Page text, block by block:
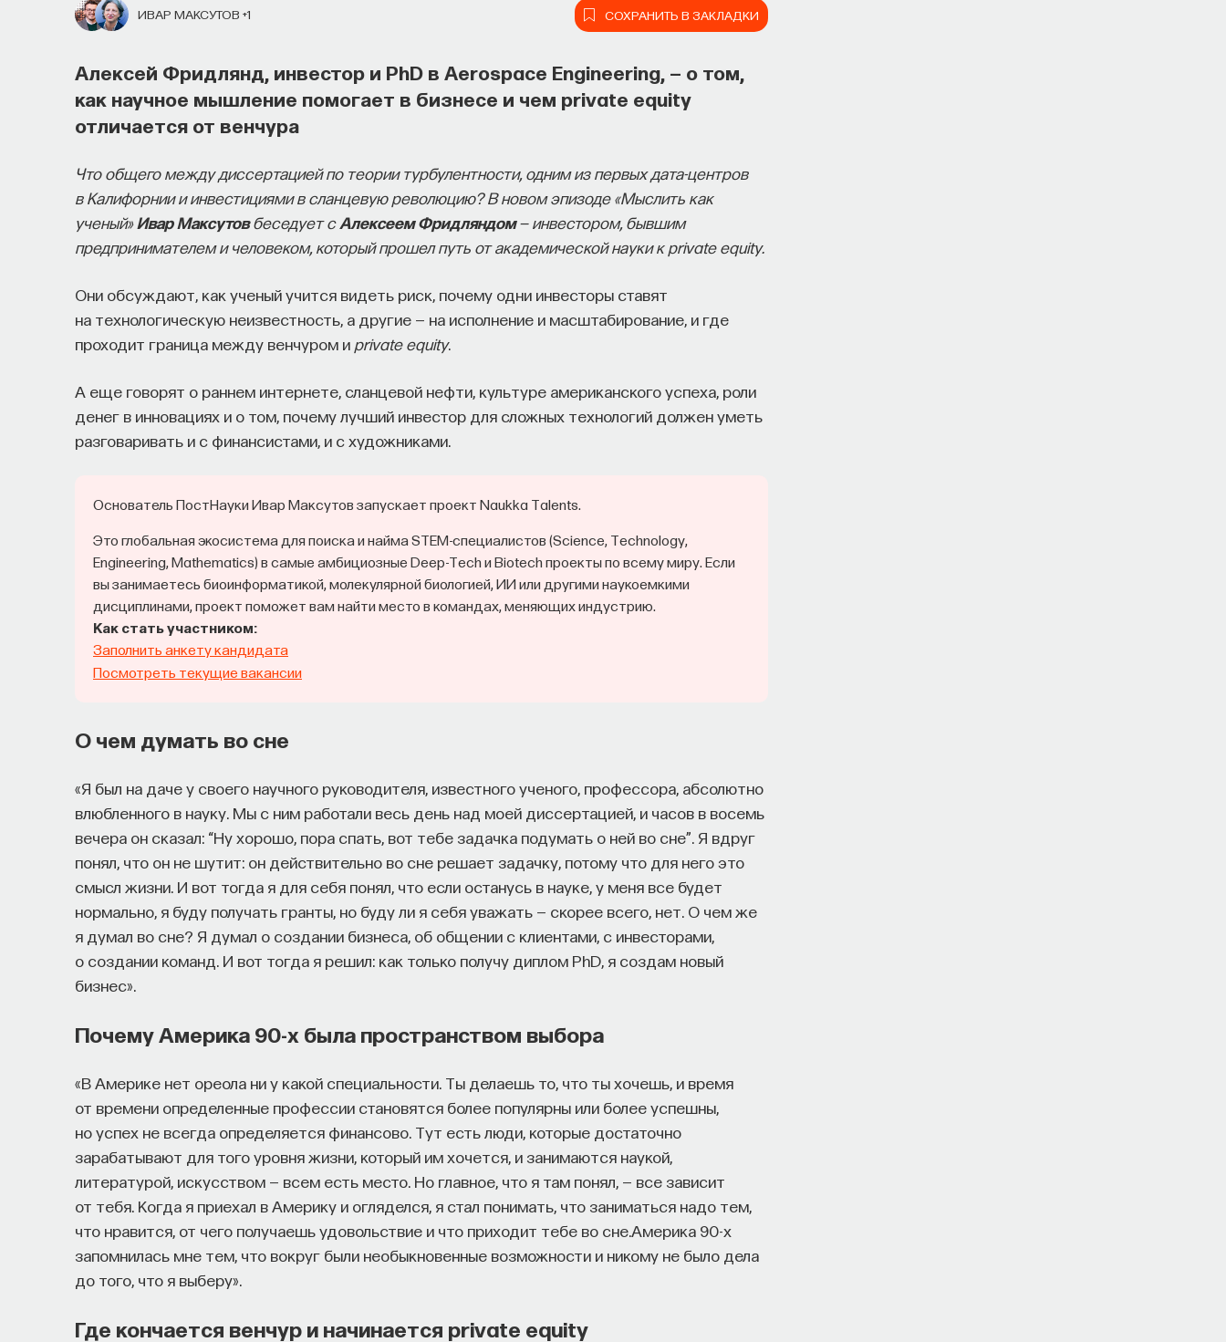
ИВАР МАКСУТОВ +1 СОХРАНИТЬ В ЗАКЛАДКИ
Алексей Фридлянд, инвестор и PhD в Aerospace Engineering, — о том,
как научное мышление помогает в бизнесе и чем private equity
отличается от венчура
Что общего между диссертацией по теории турбулентности, одним из первых дата-центров
в Калифорнии и инвестициями в сланцевую революцию? В новом эпизоде «Мыслить как
ученый»Ивар Максутовбеседует сАлексеем Фридляндом— инвестором, бывшим
предпринимателем и человеком, который прошел путь от академической науки к private equity.
Они обсуждают, как ученый учится видеть риск, почему одни инвесторы ставят
на технологическую неизвестность, а другие — на исполнение и масштабирование, и где
проходит граница между венчуром и private equity.
А еще говорят о раннем интернете, сланцевой нефти, культуре американского успеха, роли
денег в инновациях и о том, почему лучший инвестор для сложных технологий должен уметь
разговаривать и с финансистами, и с художниками.
Основатель ПостНауки Ивар Максутов запускает проект Naukka Talents.
Это глобальная экосистема для поиска и найма STEM-специалистов (Science, Technology,
Engineering, Mathematics) в самые амбициозные Deep-Tech и Biotech проекты по всему миру. Если
вы занимаетесь биоинформатикой, молекулярной биологией, ИИ или другими наукоемкими
дисциплинами, проект поможет вам найти место в командах, меняющих индустрию.
Как стать участником:
Заполнить анкету кандидата
Посмотреть текущие вакансии
О чем думать во сне
«Я был на даче у своего научного руководителя, известного ученого, профессора, абсолютно
влюбленного в науку. Мы с ним работали весь день над моей диссертацией, и часов в восемь
вечера он сказал: “Ну хорошо, пора спать, вот тебе задачка подумать о ней во сне”. Я вдруг
понял, что он не шутит: он действительно во сне решает задачку, потому что для него это
смысл жизни. И вот тогда я для себя понял, что если останусь в науке, у меня все будет
нормально, я буду получать гранты, но буду ли я себя уважать — скорее всего, нет. О чем же
я думал во сне? Я думал о создании бизнеса, об общении с клиентами, с инвесторами,
о создании команд. И вот тогда я решил: как только получу диплом PhD, я создам новый
бизнес».
Почему Америка 90-х была пространством выбора
«В Америке нет ореола ни у какой специальности. Ты делаешь то, что ты хочешь, и время
от времени определенные профессии становятся более популярны или более успешны,
но успех не всегда определяется финансово. Тут есть люди, которые достаточно
зарабатывают для того уровня жизни, который им хочется, и занимаются наукой,
литературой, искусством — всем есть место. Но главное, что я там понял, — все зависит
от тебя. Когда я приехал в Америку и огляделся, я стал понимать, что заниматься надо тем,
что нравится, от чего получаешь удовольствие и что приходит тебе во сне.Америка 90-х
запомнилась мне тем, что вокруг были необыкновенные возможности и никому не было дела
до того, что я выберу».
Где кончается венчур и начинается private equity
Как наши память, потребности, эмоции, внимание, воля связаны
с передачей сигналов от нейромедиаторов?
В чем состоит роль нейромедиаторов при управлении психическими и физическими
процессами? Как появляются зависимость, утомление, состояние эйфории или азарта?
Каково воздействие на работу мозга гормонов, иммунной системы?
Ответы на эти и другие вопросы можно найти, записавшисьна курс «Химия между
нейронами: вещества, которые управляют нами»
— Ориентироваться в общих принципах работы нашего организма
— Разбираться в биохимических процессах мозга
— Понимать причины нейро- и психопатологий
— Осознавать связь своего поведения и эмоций с активностью нейромедиаторов мозга
НАД МАТЕРИАЛОМ РАБОТАЛИ
Вячеслав Дубынин
доктор биологических наук, профессор кафедры физиологии человека и животных
биологического факультета МГУ им. М. В. Ломоносова, специалист в области физиологии мозга